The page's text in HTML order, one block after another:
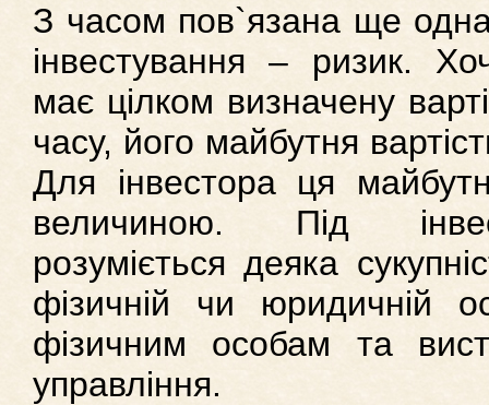
З часом пов`язана ще
інвестування – ризик.
має цілком визначену
часу, його майбутня
Для інвестора ця
величиною. Під
розуміється деяка
фізичній чи юридичній
фізичним особам та
управління.